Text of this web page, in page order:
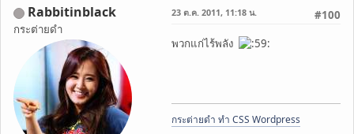
Rabbitinblack
กระต่ายดำ
#100
23 ต.ค. 2011, 11:18 น.
พวกแก่ไร้พลัง
กระต่ายดำ ทำ CSS Wordpress